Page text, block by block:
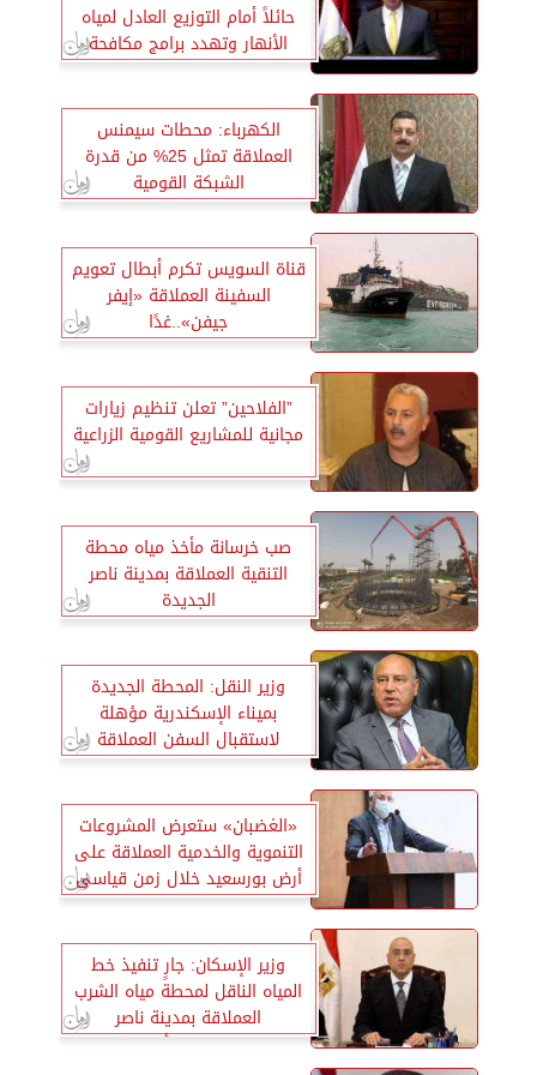
حائلاً أمام التوزيع العادل لمياه
الأنهار وتهدد برامج مكافحة
التصحر
الكهرباء: محطات سيمنس
العملاقة تمثل 25% من قدرة
الشبكة القومية
قناة السويس تكرم أبطال تعويم
السفينة العملاقة «إيفر
جيفن»..غدًا
”الفلاحين” تعلن تنظيم زيارات
مجانية للمشاريع القومية الزراعية
صب خرسانة مأخذ مياه محطة
التنقية العملاقة بمدينة ناصر
الجديدة
وزير النقل: المحطة الجديدة
بميناء الإسكندرية مؤهلة
لاستقبال السفن العملاقة
«الغضبان» ستعرض المشروعات
التنموية والخدمية العملاقة على
أرض بورسعيد خلال زمن قياسى
وزير الإسكان: جارٍ تنفيذ خط
المياه الناقل لمحطة مياه الشرب
العملاقة بمدينة ناصر
الجديدة”غرب أسيوط”